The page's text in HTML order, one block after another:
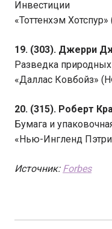
Инвестиции
«Тоттенхэм
19. (303). Джерри
Разведка
«Даллас Ковбойз»
20. (315). Роберт
Бумага и
«Нью-Ингленд
Источник: Forbes